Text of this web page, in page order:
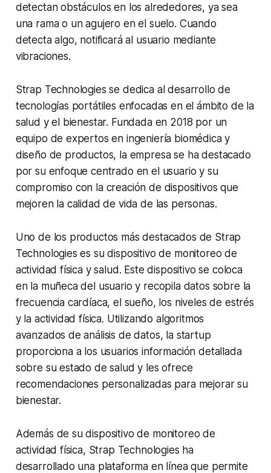
detectan obstáculos en los alrededores, ya sea
una rama o un agujero en el suelo. Cuando
detecta algo, notificará al usuario mediante
vibraciones.
Strap Technologies se dedica al desarrollo de
tecnologías portátiles enfocadas en el ámbito de la
salud y el bienestar. Fundada en 2018 por un
equipo de expertos en ingeniería biomédica y
diseño de productos, la empresa se ha destacado
por su enfoque centrado en el usuario y su
compromiso con la creación de dispositivos que
mejoren la calidad de vida de las personas.
Uno de los productos más destacados de Strap
Technologies es su dispositivo de monitoreo de
actividad física y salud. Este dispositivo se coloca
en la muñeca del usuario y recopila datos sobre la
frecuencia cardíaca, el sueño, los niveles de estrés
y la actividad física. Utilizando algoritmos
avanzados de análisis de datos, la startup
proporciona a los usuarios información detallada
sobre su estado de salud y les ofrece
recomendaciones personalizadas para mejorar su
bienestar.
Además de su dispositivo de monitoreo de
actividad física, Strap Technologies ha
desarrollado una plataforma en línea que permite